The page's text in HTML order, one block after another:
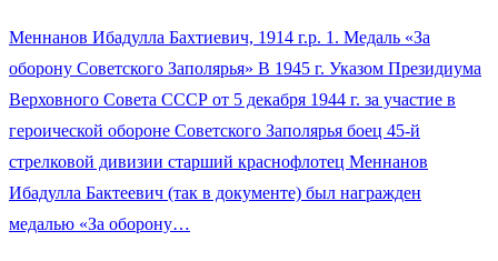
Меннанов Ибадулла Бахтиевич, 1914 г.р. 1. Медаль «За
оборону Советского Заполярья» В 1945 г. Указом Президиума
Верховного Совета СССР от 5 декабря 1944 г. за участие в
героической обороне Советского Заполярья боец 45-й
стрелковой дивизии старший краснофлотец Меннанов
Ибадулла Бактеевич (так в документе) был награжден
медалью «За оборону…